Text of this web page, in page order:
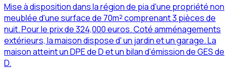
Mise à disposition dans la région de pia d'une propriété non
meublée d'une surface de 70m² comprenant 3 pièces de
nuit. Pour le prix de 324,000 euros. Coté amménagements
extérieurs, la maison dispose d' un jardin et un garage. La
maison atteint un DPE de D et un bilan d'émission de GES de
D.